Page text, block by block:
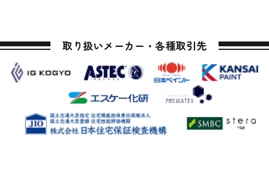
取り扱いメーカー・各種取引先